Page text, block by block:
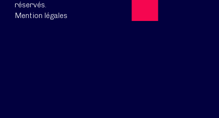
réservés.
Mention légales